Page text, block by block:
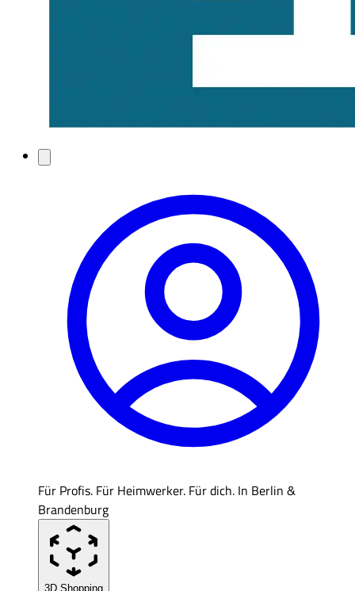
Für Profis. Für Heimwerker. Für dich. In Berlin &
Brandenburg
3D Shopping